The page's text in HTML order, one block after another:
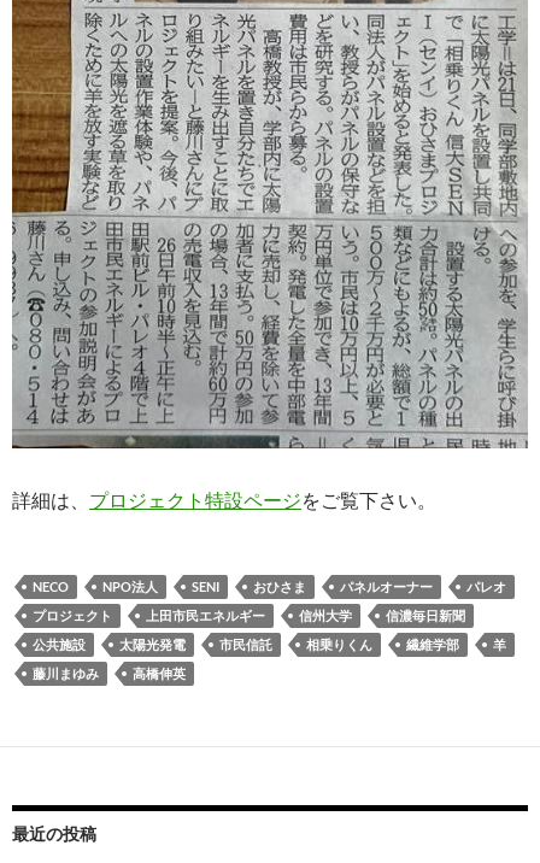
詳細は、 プロジェクト特設ページをご覧下さい。
NECO NPO法人 SENI おひさま パネルオーナー
パレオ
プロジェクト
上田市民エネルギー 信州大学
信濃毎日新聞
公共施設
太陽光発電 市民信託 相乗りくん 繊維学部
羊
藤川まゆみ
高橋伸英
最近の投稿